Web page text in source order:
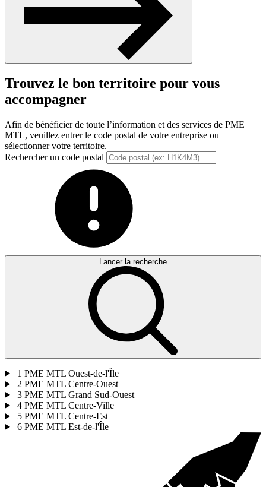
Trouvez le bon territoire pour vous
accompagner
Afin de bénéficier de toute l’information et des services de PME
MTL, veuillez entrer le code postal de votre entreprise ou
sélectionner votre territoire.
Rechercher un code postal
Lancer la recherche
1 PME MTL Ouest-de-l'Île
2 PME MTL Centre-Ouest
3 PME MTL Grand Sud-Ouest
4 PME MTL Centre-Ville
5 PME MTL Centre-Est
6 PME MTL Est-de-l'Île